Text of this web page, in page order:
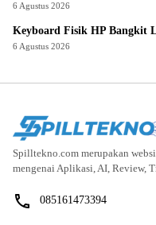
6 Agustus 2026
Keyboard Fisik HP Bangkit
6 Agustus 2026
Spilltekno.com merupakan
mengenai Aplikasi, AI, Review,
085161473394